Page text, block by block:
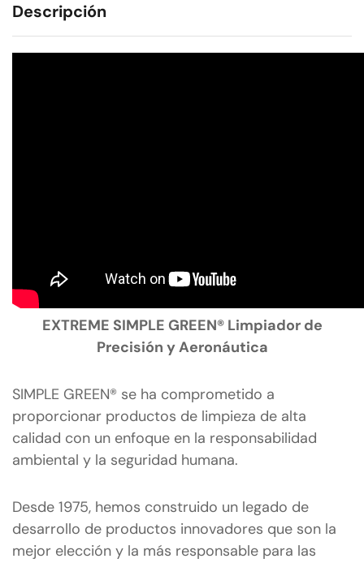
Descripción
EXTREME SIMPLE GREEN® Limpiador de
Precisión y Aeronáutica
SIMPLE GREEN® se ha comprometido a
proporcionar productos de limpieza de alta
calidad con un enfoque en la responsabilidad
ambiental y la seguridad humana.
Desde 1975, hemos construido un legado de
desarrollo de productos innovadores que son la
mejor elección y la más responsable para las